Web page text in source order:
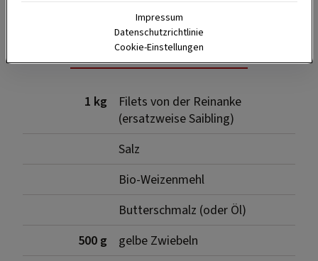
Zutaten
1 kg
Filets von der Reinanke
(ersatzweise Saibling)
Salz
Bio-Weizenmehl
Butterschmalz (oder Öl)
500 g
gelbe Zwiebeln
Impressum
Datenschutzrichtlinie
Cookie-Einstellungen